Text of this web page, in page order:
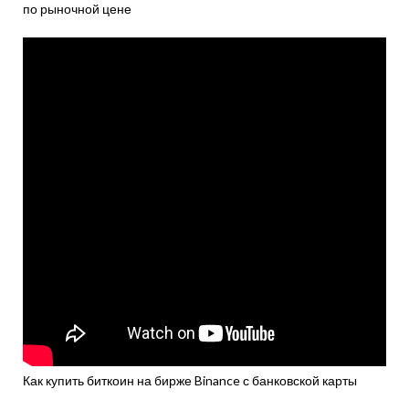
по рыночной цене
Как купить биткоин на бирже Binance с банковской карты